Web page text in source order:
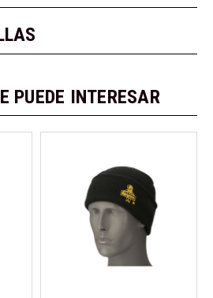
PUEDE INTERESAR